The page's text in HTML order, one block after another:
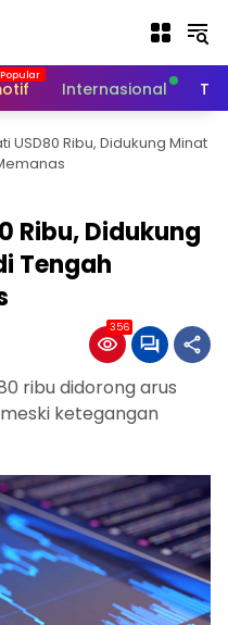
Internasional
USD80 Ribu, Didukung Minat
Ribu, Didukung
Tengah
356
ribu didorong arus
ketegangan